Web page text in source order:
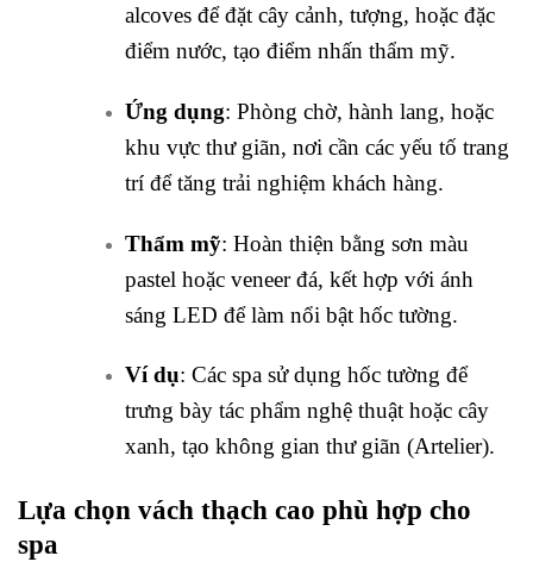
alcoves để đặt cây cảnh, tượng, hoặc đặc
điểm nước, tạo điểm nhấn thẩm mỹ.
Ứng dụng: Phòng chờ, hành lang, hoặc
khu vực thư giãn, nơi cần các yếu tố trang
trí để tăng trải nghiệm khách hàng.
Thẩm mỹ: Hoàn thiện bằng sơn màu
pastel hoặc veneer đá, kết hợp với ánh
sáng LED để làm nổi bật hốc tường.
Ví dụ: Các spa sử dụng hốc tường để
trưng bày tác phẩm nghệ thuật hoặc cây
xanh, tạo không gian thư giãn (Artelier).
Lựa chọn vách thạch cao phù hợp cho
spa